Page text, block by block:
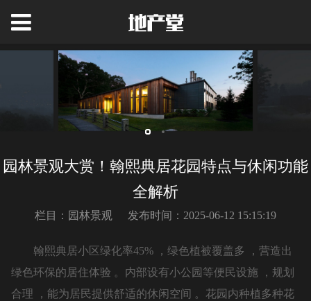
园林景观大赏！翰熙典居花园特点与休闲功能
全解析
栏目：园林景观 发布时间：2025-06-12 15:15:19
翰熙典居小区绿化率45% ，绿色植被覆盖多 ，营造出
绿色环保的居住体验 。内部设有小公园等便民设施 ，规划
合理 ，能为居民提供舒适的休闲空间 。花园内种植多种花